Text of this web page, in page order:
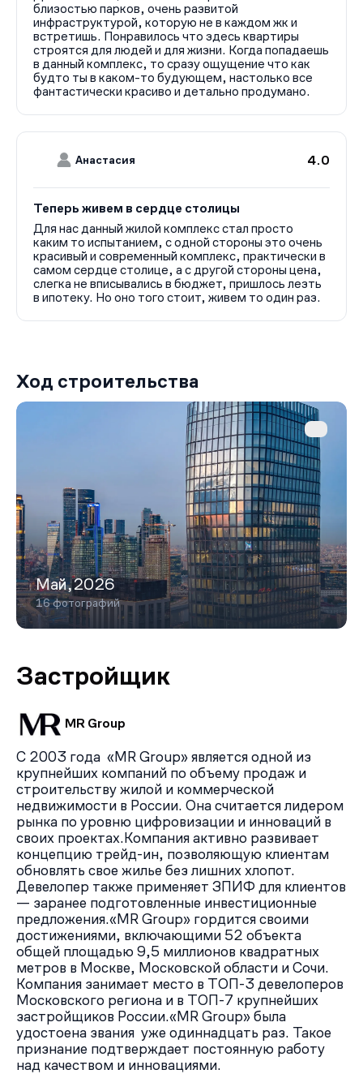
близостью парков, очень развитой
инфраструктурой, которую не в каждом жк и
встретишь. Понравилось что здесь квартиры
строятся для людей и для жизни. Когда попадаешь
в данный комплекс, то сразу ощущение что как
будто ты в каком-то будующем, настолько все
фантастически красиво и детально продумано.
Анастасия 4.0
Теперь живем в сердце столицы
Для нас данный жилой комплекс стал просто
каким то испытанием, с одной стороны это очень
красивый и современный комплекс, практически в
самом сердце столице, а с другой стороны цена,
слегка не вписывались в бюджет, пришлось лезть
в ипотеку. Но оно того стоит, живем то один раз.
Ход строительства
Май,2026
16 фотографий
Застройщик
MR Group
С 2003 года «MR Group» является одной из
крупнейших компаний по объему продаж и
строительству жилой и коммерческой
недвижимости в России. Она считается лидером
рынка по уровню цифровизации и инноваций в
своих проектах.Компания активно развивает
концепцию трейд-ин, позволяющую клиентам
обновлять свое жилье без лишних хлопот.
Девелопер также применяет ЗПИФ для клиентов
— заранее подготовленные инвестиционные
предложения.«MR Group» гордится своими
достижениями, включающими 52 объекта
общей площадью 9,5 миллионов квадратных
метров в Москве, Московской области и Сочи.
Компания занимает место в ТОП-3 девелоперов
Московского региона и в ТОП-7 крупнейших
застройщиков России.«MR Group» была
удостоена звания уже одиннадцать раз. Такое
признание подтверждает постоянную работу
над качеством и инновациями.